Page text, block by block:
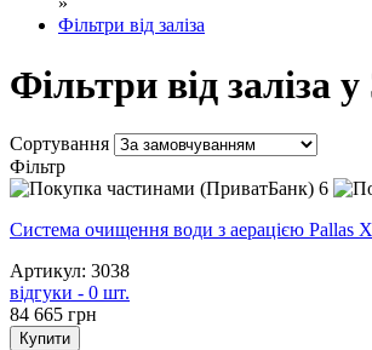
Фільтри від заліза
Фільтри від заліза
Сортування
Фільтр
6
Система очищення води з аерацією Pallas
Артикул: 3038
відгуки - 0 шт.
84 665 грн
Купити